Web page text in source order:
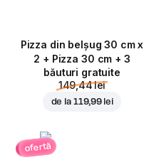
Pizza din belșug 30 cm x
2 + Pizza 30 cm + 3
băuturi gratuite
149,44 lei
de la 119,99 lei
ofertă